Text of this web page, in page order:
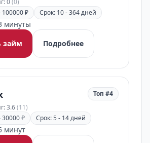
0(0)
₽ Срок: 10 - 364 дней
минуты
займ
Подробнее
3.6(11)
Топ #4
₽ Срок: 5 - 14 дней
минут